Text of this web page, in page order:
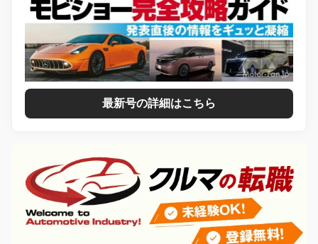
最新号の詳細はこちら